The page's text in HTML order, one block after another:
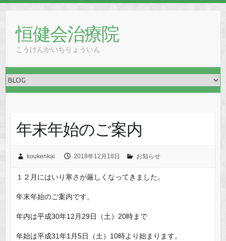
恒健会治療院
こうけんかいちりょういん
年末年始のご案内
koukenkai 2018年12月18日 お知らせ
１２月にはいり寒さが厳しくなってきました。
年末年始のご案内です。
年内は平成30年12月29日（土）20時まで
年始は平成31年1月5日（土）10時より始まります。